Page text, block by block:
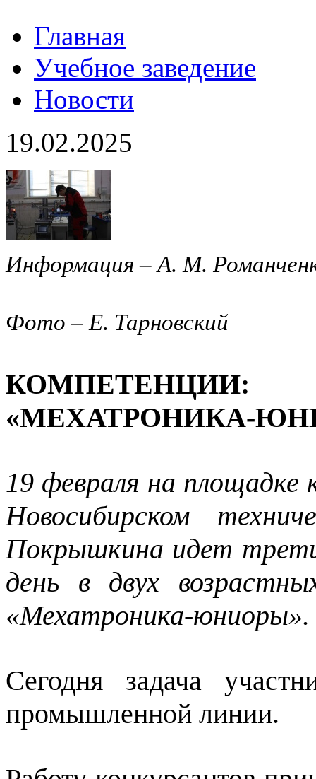
Главная
Учебное заведение
Новости
19.02.2025
Информация – А. М.
Фото – Е. Тарновский
КОМПЕТЕНЦИИ:
«МЕХАТРОНИКА-
19 февраля на площадке
Новосибирском
Покрышкина идет
день в двух
«Мехатроника-юниоры».
Сегодня задача
промышленной линии.